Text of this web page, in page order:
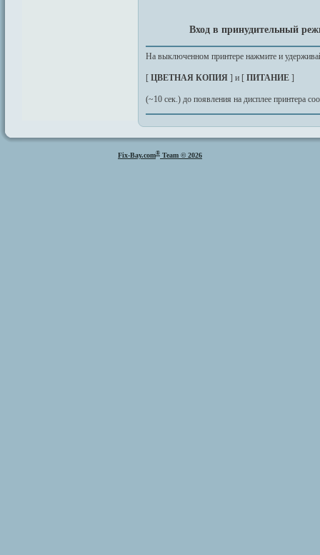
Вход в принудительный
На выключенном принтере нажмите и
[ ЦВЕТНАЯ КОПИЯ] и [ ПИТАНИЕ]
(~10 сек.) до появления на дисплее принтера
Fix-Bay.com® Team © 2026